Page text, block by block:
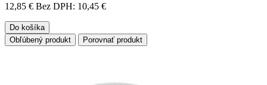
12,85 € Bez DPH: 10,45 €
Do košíka
Obľúbený produkt
Porovnať produkt